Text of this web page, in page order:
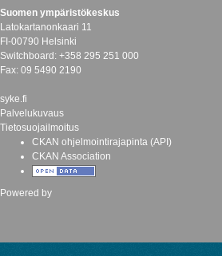
Suomen ympäristökeskus
Latokartanonkaari 11
FI-00790 Helsinki
Switchboard: +358 295 251 000
Fax: 09 5490 2190
syke.fi
Palvelukuvaus
Tietosuojailmoitus
CKAN ohjelmointirajapinta (API)
CKAN Association
Powered by